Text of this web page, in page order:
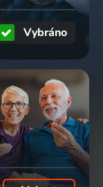
Vybráno